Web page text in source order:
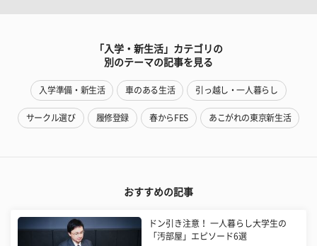
「入学・新生活」カテゴリの
別のテーマの記事を見る
入学準備・新生活 車のある生活 引っ越し・一人暮らし
サークル選び 履修登録 春からFES あこがれの東京新生活
おすすめの記事
ドン引き注意！ 一人暮らし大学生の
「汚部屋」エピソード6選